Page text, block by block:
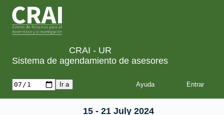
CRAI - UR
Sistema de agendamiento de asesores
Ayuda
15 - 21 July 2024